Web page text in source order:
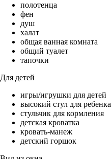
полотенца
фен
душ
халат
общая ванная комната
общий туалет
тапочки
Для детей
игры/игрушки для детей
высокий стул для ребенка
стульчик для кормления
детская кроватка
кровать-манеж
детский горшок